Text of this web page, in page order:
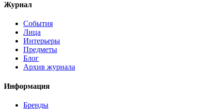
Журнал
События
Лица
Интерьеры
Предметы
Блог
Архив журнала
Информация
Бренды